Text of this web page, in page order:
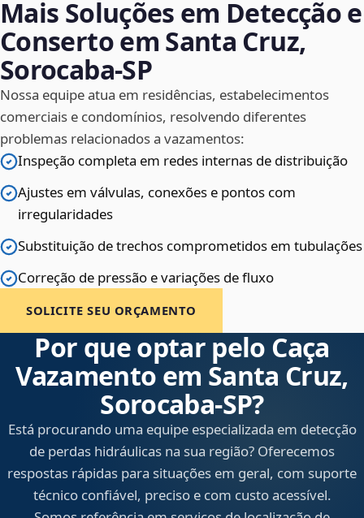
Mais Soluções em Detecção e
Conserto em Santa Cruz,
Sorocaba‑SP
Nossa equipe atua em residências, estabelecimentos
comerciais e condomínios, resolvendo diferentes
problemas relacionados a vazamentos:
Inspeção completa em redes internas de distribuição
Ajustes em válvulas, conexões e pontos com
irregularidades
Substituição de trechos comprometidos em tubulações
Correção de pressão e variações de fluxo
SOLICITE SEU ORÇAMENTO
Por que optar pelo Caça
Vazamento em Santa Cruz,
Sorocaba‑SP?
Está procurando uma equipe especializada em detecção
de perdas hidráulicas na sua região? Oferecemos
respostas rápidas para situações em geral, com suporte
técnico confiável, preciso e com custo acessível.